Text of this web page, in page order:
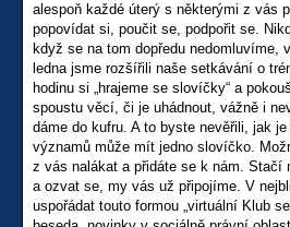
alespoň každé úterý s některými z vás
popovídat si, poučit se, podpořit se.
když se na tom dopředu nedomluvíme,
ledna jsme rozšířili naše setkávání o
hodinu si „hrajeme se slovíčky“ a
spoustu věcí, či je uhádnout, vážně i
dáme do kufru. A to byste nevěřili, jak
významů může mít jedno slovíčko.
z vás nalákat a přidáte se k nám. Stačí
a ozvat se, my vás už připojíme. V
uspořádat touto formou „virtuální Klub